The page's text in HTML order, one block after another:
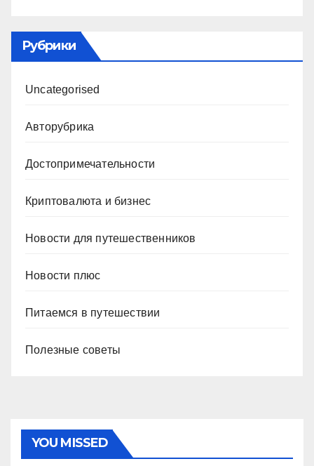
Рубрики
Uncategorised
Авторубрика
Достопримечательности
Криптовалюта и бизнес
Новости для путешественников
Новости плюс
Питаемся в путешествии
Полезные советы
YOU MISSED